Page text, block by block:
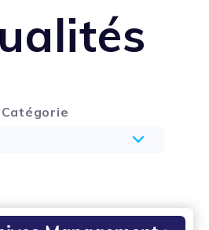
Catégorie